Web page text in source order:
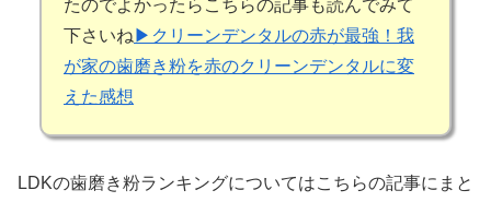
たのでよかったらこちらの記事も読んでみて
下さいね ▶クリーンデンタルの赤が最強！我
が家の歯磨き粉を赤のクリーンデンタルに変
えた感想
LDKの歯磨き粉ランキングについてはこちらの記事にまと